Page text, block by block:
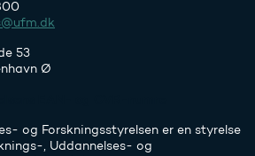
53
Ø
og Forskningsstyrelsen er en styrelse
, Uddannelses- og